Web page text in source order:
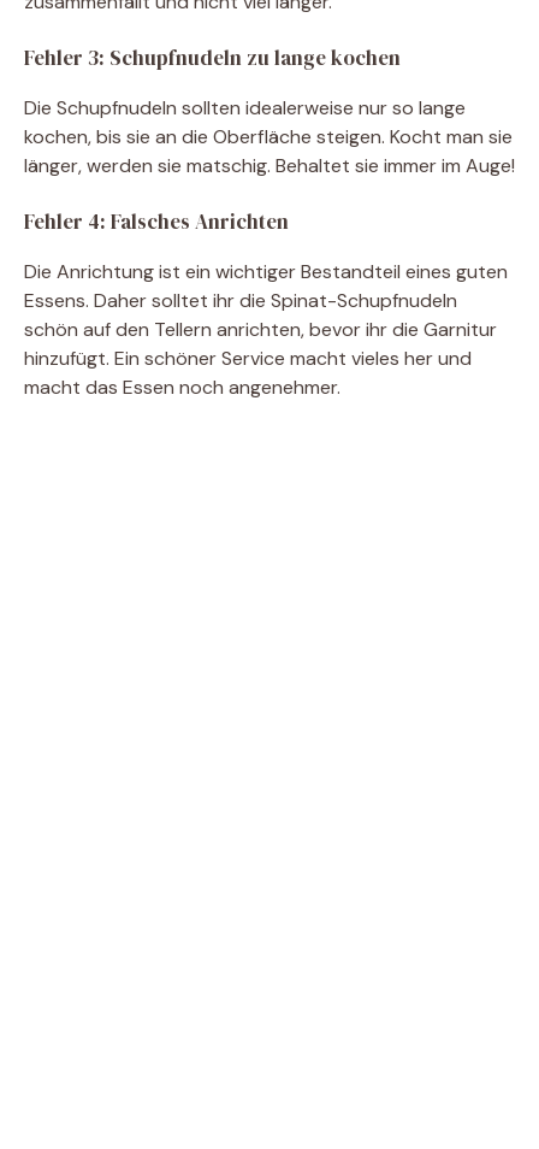
Fehler 3: Schupfnudeln zu lange kochen
Die Schupfnudeln sollten idealerweise nur so lange
kochen, bis sie an die Oberfläche steigen. Kocht man sie
länger, werden sie matschig. Behaltet sie immer im Auge!
Fehler 4: Falsches Anrichten
Die Anrichtung ist ein wichtiger Bestandteil eines guten
Essens. Daher solltet ihr die Spinat-Schupfnudeln
schön auf den Tellern anrichten, bevor ihr die Garnitur
hinzufügt. Ein schöner Service macht vieles her und
macht das Essen noch angenehmer.